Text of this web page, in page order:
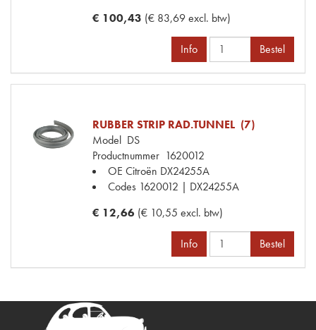
€ 100,43 (€ 83,69 excl. btw)
Info Bestel
RUBBER STRIP RAD.TUNNEL (7)
Model DS
Productnummer 1620012
OE Citroën DX24255A
Codes 1620012 | DX24255A
€ 12,66 (€ 10,55 excl. btw)
Info Bestel